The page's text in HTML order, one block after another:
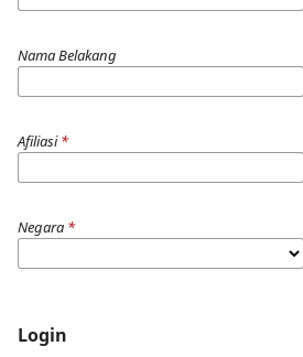
Nama Belakang
Afiliasi*
Negara *
Login